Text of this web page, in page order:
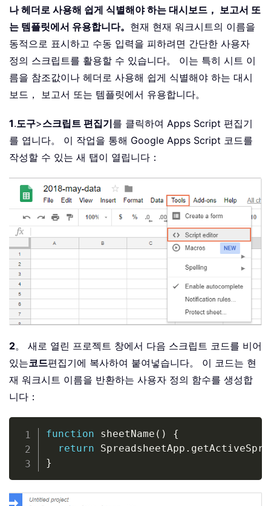
나 헤더로 사용해 쉽게 식별해야 하는 대시보드， 보고서 또
는 템플릿에서 유용합니다。 현재 현재 워크시트의 이름을
동적으로 표시하고 수동 입력을 피하려면 간단한 사용자
정의 스크립트를 활용할 수 있습니다。 이는 특히 시트 이
름을 참조값이나 헤더로 사용해 쉽게 식별해야 하는 대시
보드， 보고서 또는 템플릿에서 유용합니다。
1.도구>스크립트 편집기를 클릭하여 Apps Script 편집기
를 엽니다。 이 작업을 통해 Google Apps Script 코드를
작성할 수 있는 새 탭이 열립니다：
2。 새로 열린 프로젝트 창에서 다음 스크립트 코드를 비어
있는코드편집기에 복사하여 붙여넣습니다。 이 코드는 현
재 워크시트 이름을 반환하는 사용자 정의 함수를 생성합
니다：
function sheetName ( )
{
return SpreadsheetApp .
}